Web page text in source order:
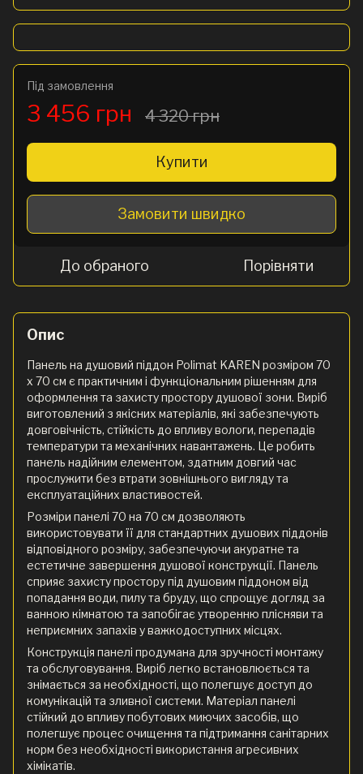
Під замовлення
3 456 грн 4 320 грн
Купити
Замовити швидко
До обраного Порівняти
Опис
Панель на душовий піддон Polimat KAREN розміром 70
х 70 см є практичним і функціональним рішенням для
оформлення та захисту простору душової зони. Виріб
виготовлений з якісних матеріалів, які забезпечують
довговічність, стійкість до впливу вологи, перепадів
температури та механічних навантажень. Це робить
панель надійним елементом, здатним довгий час
прослужити без втрати зовнішнього вигляду та
експлуатаційних властивостей.
Розміри панелі 70 на 70 см дозволяють
використовувати її для стандартних душових піддонів
відповідного розміру, забезпечуючи акуратне та
естетичне завершення душової конструкції. Панель
сприяє захисту простору під душовим піддоном від
попадання води, пилу та бруду, що спрощує догляд за
ванною кімнатою та запобігає утворенню плісняви та
неприємних запахів у важкодоступних місцях.
Конструкція панелі продумана для зручності монтажу
та обслуговування. Виріб легко встановлюється та
знімається за необхідності, що полегшує доступ до
комунікацій та зливної системи. Матеріал панелі
стійкий до впливу побутових миючих засобів, що
полегшує процес очищення та підтримання санітарних
норм без необхідності використання агресивних
хімікатів.